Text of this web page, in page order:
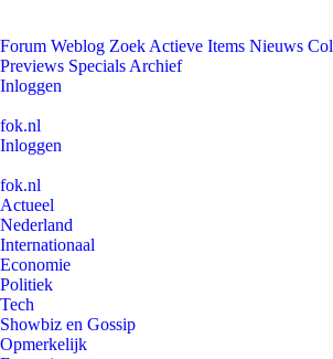
Forum Weblog Zoek Actieve Items Nieuws
Previews Specials Archief
Inloggen
fok.nl
Inloggen
fok.nl
Actueel
Nederland
Internationaal
Economie
Politiek
Tech
Showbiz en Gossip
Opmerkelijk